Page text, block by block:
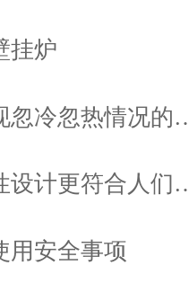
挂炉
忽冷忽热情况的
设计更符合人们
用安全事项